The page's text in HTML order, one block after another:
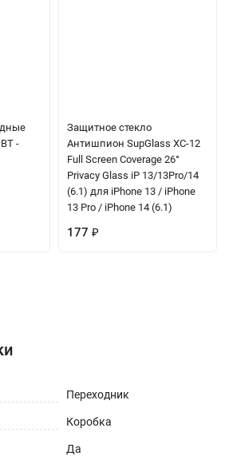
-
Защитное стекло
Антишпион SupGlass XC-12
Full Screen Coverage 26°
Privacy Glass iP 13/13Pro/14
(6.1) для iPhone 13 / iPhone
13 Pro / iPhone 14 (6.1)
177 ₽
Переходник
Коробка
Да